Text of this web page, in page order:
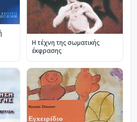
Η τέχνη της σωματικής
έκφρασης